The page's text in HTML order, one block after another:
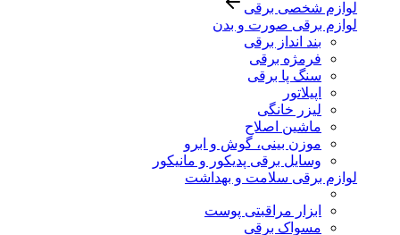
لوازم شخصی برقی
لوازم برقی صورت و بدن
بند انداز برقی
فرمژه برقی
سنگ پا برقی
اپیلاتور
لیزر خانگی
ماشین اصلاح
موزن بینی، گوش و ابرو
وسایل برقی پدیکور و مانیکور
لوازم برقی سلامت و بهداشت
ابزار مراقبتی پوست
مسواک برقی